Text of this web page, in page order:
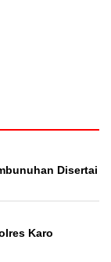
Disertai
Karo